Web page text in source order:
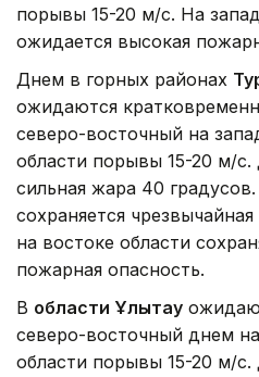
порывы 15-20 м/с. На
ожидается высокая
Днем в горных районах
ожидаются
северо-восточный на
области порывы 15-20 м/
сильная жара 40
сохраняется
на востоке области
пожарная опасность.
В области Ұлытау
северо-восточный днем
области порывы 15-20 м/